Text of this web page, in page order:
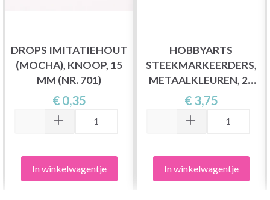
DROPS IMITATIEHOUT
(MOCHA), KNOOP, 15
MM (NR. 701)
€ 0,35
In winkelwagentje
HOBBYARTS
STEEKMARKEERDERS,
METAALKLEUREN, 25
ST.
€ 3,75
In winkelwagentje